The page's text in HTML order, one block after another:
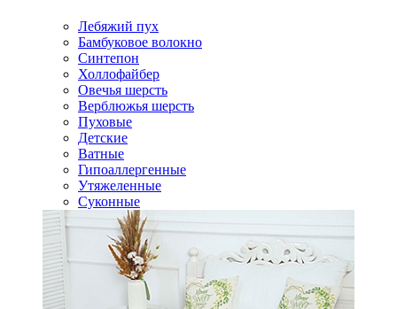
Лебяжий пух
Бамбуковое волокно
Синтепон
Холлофайбер
Овечья шерсть
Верблюжья шерсть
Пуховые
Детские
Ватные
Гипоаллергенные
Утяжеленные
Суконные